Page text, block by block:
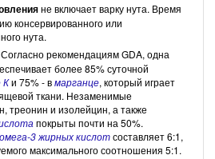
не включает варку нута. Время
консервированного или
нута.
Согласно рекомендациям GDA, одна
более 85% суточной
Ки 75% - вмарганце, который играет
ткани. Незаменимые
треонин и изолейцин, а также
покрыты почти на 50%.
омега-3 жирных кислотсоставляет 6:1,
максимального соотношения 5:1.